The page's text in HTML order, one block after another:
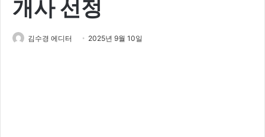
개사 선정
김수경 에디터 2025년 9월 10일